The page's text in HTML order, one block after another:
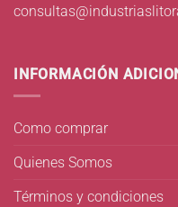
INFORMACIÓN
Como comprar
Quienes Somos
Términos y condiciones